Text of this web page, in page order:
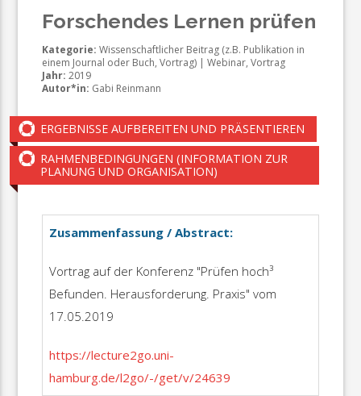
Forschendes Lernen prüfen
Kategorie: Wissenschaftlicher Beitrag (z.B. Publikation in
einem Journal oder Buch, Vortrag) | Webinar, Vortrag
Jahr: 2019
Autor*in: Gabi Reinmann
ERGEBNISSE AUFBEREITEN UND PRÄSENTIEREN
RAHMENBEDINGUNGEN (INFORMATION ZUR
PLANUNG UND ORGANISATION)
Zusammenfassung / Abstract:
Vortrag auf der Konferenz "Prüfen hoch³
Befunden. Herausforderung. Praxis" vom
17.05.2019
https://lecture2go.uni-
hamburg.de/l2go/-/get/v/24639